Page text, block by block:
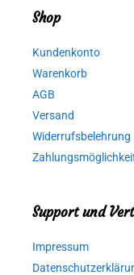
Shop
Kundenkonto
Warenkorb
AGB
Versand
Widerrufsbelehrung
Support und
Impressum